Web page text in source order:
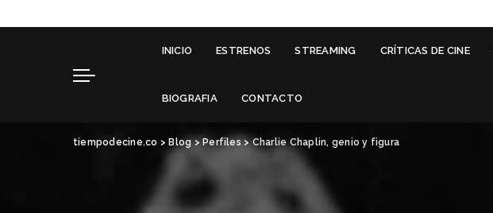
INICIO ESTRENOS STREAMING CRÍTICAS DE CINE
BIOGRAFIA CONTACTO
tiempodecine.co > Blog> Perfiles>Charlie Chaplin, genio y figura